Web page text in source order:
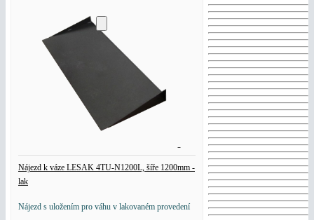
Nájezd k váze LESAK 4TU-N1200L, šíře 1200mm -
lak
Nájezd s uložením pro váhu v lakovaném provedení